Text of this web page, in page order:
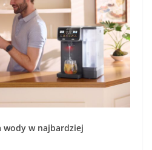
wody w najbardziej